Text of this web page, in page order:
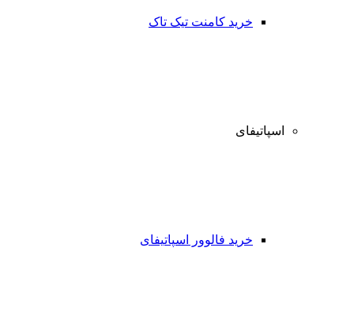
خرید کامنت تیک تاک
اسپاتیفای
خرید فالوور اسپاتیفای